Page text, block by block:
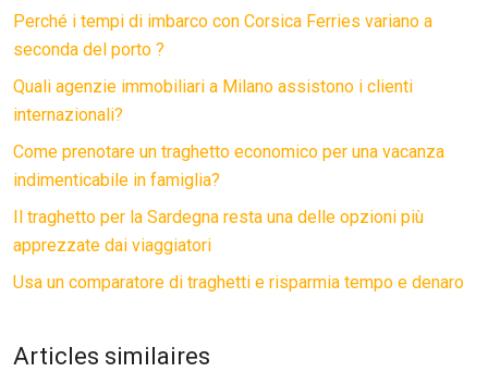
Perché i tempi di imbarco con Corsica Ferries variano a
seconda del porto ?
Quali agenzie immobiliari a Milano assistono i clienti
internazionali?
Come prenotare un traghetto economico per una vacanza
indimenticabile in famiglia?
Il traghetto per la Sardegna resta una delle opzioni più
apprezzate dai viaggiatori
Usa un comparatore di traghetti e risparmia tempo e denaro
Articles similaires